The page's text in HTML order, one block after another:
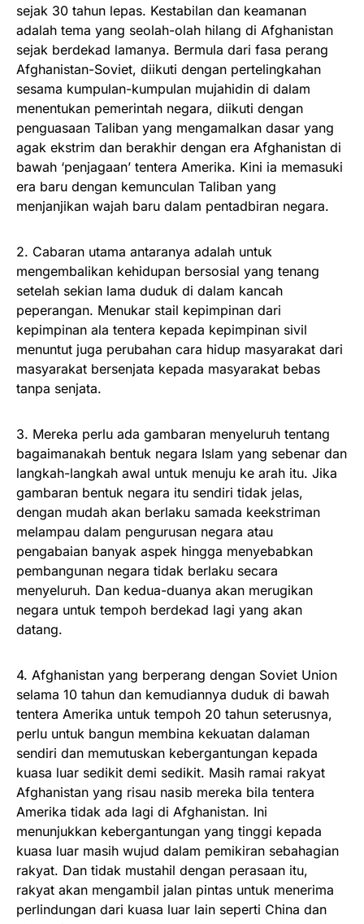
sejak 30 tahun lepas. Kestabilan dan keamanan
adalah tema yang seolah-olah hilang di Afghanistan
sejak berdekad lamanya. Bermula dari fasa perang
Afghanistan-Soviet, diikuti dengan pertelingkahan
sesama kumpulan-kumpulan mujahidin di dalam
menentukan pemerintah negara, diikuti dengan
penguasaan Taliban yang mengamalkan dasar yang
agak ekstrim dan berakhir dengan era Afghanistan di
bawah ‘penjagaan’ tentera Amerika. Kini ia memasuki
era baru dengan kemunculan Taliban yang
menjanjikan wajah baru dalam pentadbiran negara.
2. Cabaran utama antaranya adalah untuk
mengembalikan kehidupan bersosial yang tenang
setelah sekian lama duduk di dalam kancah
peperangan. Menukar stail kepimpinan dari
kepimpinan ala tentera kepada kepimpinan sivil
menuntut juga perubahan cara hidup masyarakat dari
masyarakat bersenjata kepada masyarakat bebas
tanpa senjata.
3. Mereka perlu ada gambaran menyeluruh tentang
bagaimanakah bentuk negara Islam yang sebenar dan
langkah-langkah awal untuk menuju ke arah itu. Jika
gambaran bentuk negara itu sendiri tidak jelas,
dengan mudah akan berlaku samada keekstriman
melampau dalam pengurusan negara atau
pengabaian banyak aspek hingga menyebabkan
pembangunan negara tidak berlaku secara
menyeluruh. Dan kedua-duanya akan merugikan
negara untuk tempoh berdekad lagi yang akan
datang.
4. Afghanistan yang berperang dengan Soviet Union
selama 10 tahun dan kemudiannya duduk di bawah
tentera Amerika untuk tempoh 20 tahun seterusnya,
perlu untuk bangun membina kekuatan dalaman
sendiri dan memutuskan kebergantungan kepada
kuasa luar sedikit demi sedikit. Masih ramai rakyat
Afghanistan yang risau nasib mereka bila tentera
Amerika tidak ada lagi di Afghanistan. Ini
menunjukkan kebergantungan yang tinggi kepada
kuasa luar masih wujud dalam pemikiran sebahagian
rakyat. Dan tidak mustahil dengan perasaan itu,
rakyat akan mengambil jalan pintas untuk menerima
perlindungan dari kuasa luar lain seperti China dan